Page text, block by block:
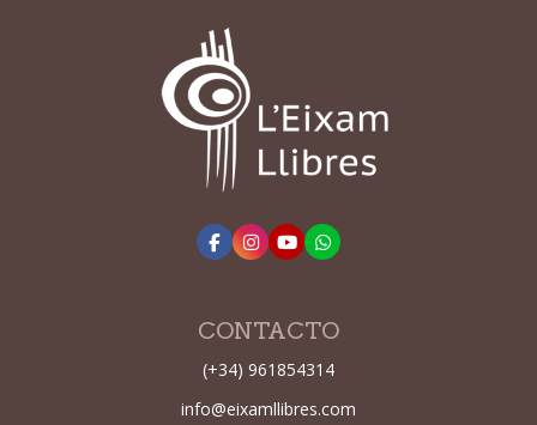
CONTACTO
(+34) 961854314
info@eixamllibres.com